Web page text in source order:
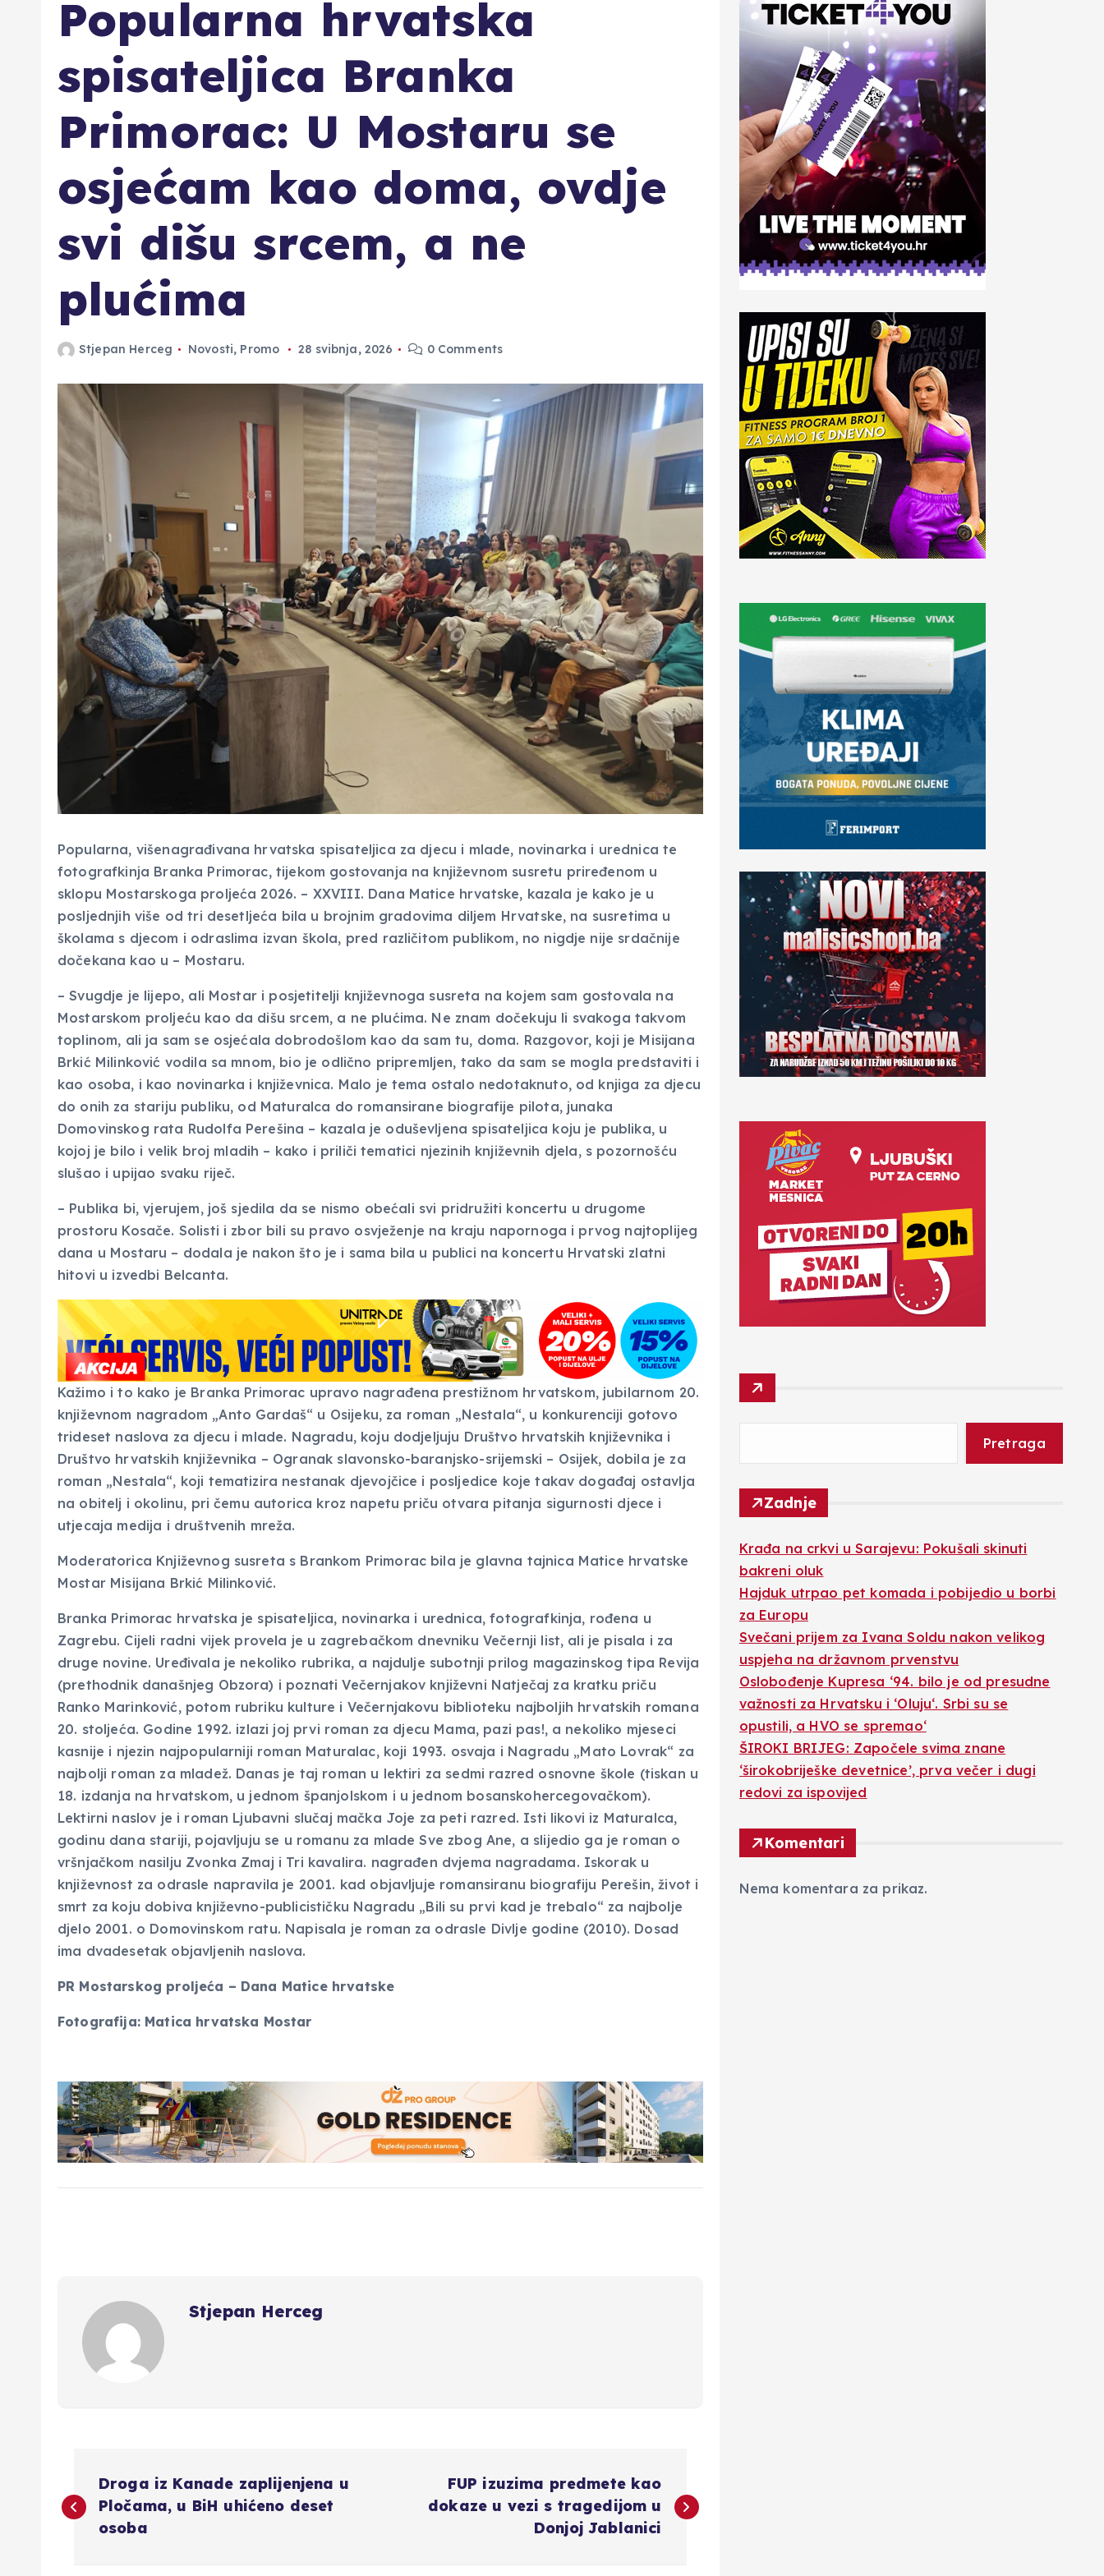
Popularna hrvatska
spisateljica Branka
Primorac: U Mostaru se
osjećam kao doma, ovdje
svi dišu srcem, a ne
plućima
Stjepan Herceg Novosti, Promo 28 svibnja, 2026 0 Comments
Popularna, višenagrađivana hrvatska spisateljica za djecu i mlade, novinarka i urednica te
fotografkinja Branka Primorac, tijekom gostovanja na književnom susretu priređenom u
sklopu Mostarskoga proljeća 2026. – XXVIII. Dana Matice hrvatske, kazala je kako je u
posljednjih više od tri desetljeća bila u brojnim gradovima diljem Hrvatske, na susretima u
školama s djecom i odraslima izvan škola, pred različitom publikom, no nigdje nije srdačnije
dočekana kao u – Mostaru.
– Svugdje je lijepo, ali Mostar i posjetitelji književnoga susreta na kojem sam gostovala na
Mostarskom proljeću kao da dišu srcem, a ne plućima. Ne znam dočekuju li svakoga takvom
toplinom, ali ja sam se osjećala dobrodošlom kao da sam tu, doma. Razgovor, koji je Misijana
Brkić Milinković vodila sa mnom, bio je odlično pripremljen, tako da sam se mogla predstaviti i
kao osoba, i kao novinarka i književnica. Malo je tema ostalo nedotaknuto, od knjiga za djecu
do onih za stariju publiku, od Maturalca do romansirane biografije pilota, junaka
Domovinskog rata Rudolfa Perešina – kazala je oduševljena spisateljica koju je publika, u
kojoj je bilo i velik broj mladih – kako i priliči tematici njezinih književnih djela, s pozornošću
slušao i upijao svaku riječ.
– Publika bi, vjerujem, još sjedila da se nismo obećali svi pridružiti koncertu u drugome
prostoru Kosače. Solisti i zbor bili su pravo osvježenje na kraju napornoga i prvog najtoplijeg
dana u Mostaru – dodala je nakon što je i sama bila u publici na koncertu Hrvatski zlatni
hitovi u izvedbi Belcanta.
Kažimo i to kako je Branka Primorac upravo nagrađena prestižnom hrvatskom, jubilarnom 20.
književnom nagradom „Anto Gardaš“ u Osijeku, za roman „Nestala“, u konkurenciji gotovo
trideset naslova za djecu i mlade. Nagradu, koju dodjeljuju Društvo hrvatskih književnika i
Društvo hrvatskih književnika – Ogranak slavonsko-baranjsko-srijemski – Osijek, dobila je za
roman „Nestala“, koji tematizira nestanak djevojčice i posljedice koje takav događaj ostavlja
na obitelj i okolinu, pri čemu autorica kroz napetu priču otvara pitanja sigurnosti djece i
utjecaja medija i društvenih mreža.
Moderatorica Književnog susreta s Brankom Primorac bila je glavna tajnica Matice hrvatske
Mostar Misijana Brkić Milinković.
Branka Primorac hrvatska je spisateljica, novinarka i urednica, fotografkinja, rođena u
Zagrebu. Cijeli radni vijek provela je u zagrebačkom dnevniku Večernji list, ali je pisala i za
druge novine. Uređivala je nekoliko rubrika, a najdulje subotnji prilog magazinskog tipa Revija
(prethodnik današnjeg Obzora) i poznati Večernjakov književni Natječaj za kratku priču
Ranko Marinković, potom rubriku kulture i Večernjakovu biblioteku najboljih hrvatskih romana
20. stoljeća. Godine 1992. izlazi joj prvi roman za djecu Mama, pazi pas!, a nekoliko mjeseci
kasnije i njezin najpopularniji roman Maturalac, koji 1993. osvaja i Nagradu „Mato Lovrak“ za
najbolji roman za mladež. Danas je taj roman u lektiri za sedmi razred osnovne škole (tiskan u
18. izdanja na hrvatskom, u jednom španjolskom i u jednom bosanskohercegovačkom).
Lektirni naslov je i roman Ljubavni slučaj mačka Joje za peti razred. Isti likovi iz Maturalca,
godinu dana stariji, pojavljuju se u romanu za mlade Sve zbog Ane, a slijedio ga je roman o
vršnjačkom nasilju Zvonka Zmaj i Tri kavalira. nagrađen dvjema nagradama. Iskorak u
književnost za odrasle napravila je 2001. kad objavljuje romansiranu biografiju Perešin, život i
smrt za koju dobiva književno-publicističku Nagradu „Bili su prvi kad je trebalo“ za najbolje
djelo 2001. o Domovinskom ratu. Napisala je roman za odrasle Divlje godine (2010). Dosad
ima dvadesetak objavljenih naslova.
PR Mostarskog proljeća – Dana Matice hrvatske
Fotografija: Matica hrvatska Mostar
Stjepan Herceg
a
Droga iz Kanade zaplijenjena u
Pločama, u BiH uhićeno deset
osoba
FUP izuzima predmete kao
dokaze u vezi s tragedijom u
Donjoj Jablanici
Pretraga
Zadnje
Krađa na crkvi u Sarajevu: Pokušali skinuti
bakreni oluk
Hajduk utrpao pet komada i pobijedio u borbi
za Europu
Svečani prijem za Ivana Soldu nakon velikog
uspjeha na državnom prvenstvu
Oslobođenje Kupresa ‘94. bilo je od presudne
važnosti za Hrvatsku i ‘Oluju‘. Srbi su se
opustili, a HVO se spremao‘
ŠIROKI BRIJEG: Započele svima znane
‘širokobriješke devetnice’, prva večer i dugi
redovi za ispovijed
Komentari
Nema komentara za prikaz.